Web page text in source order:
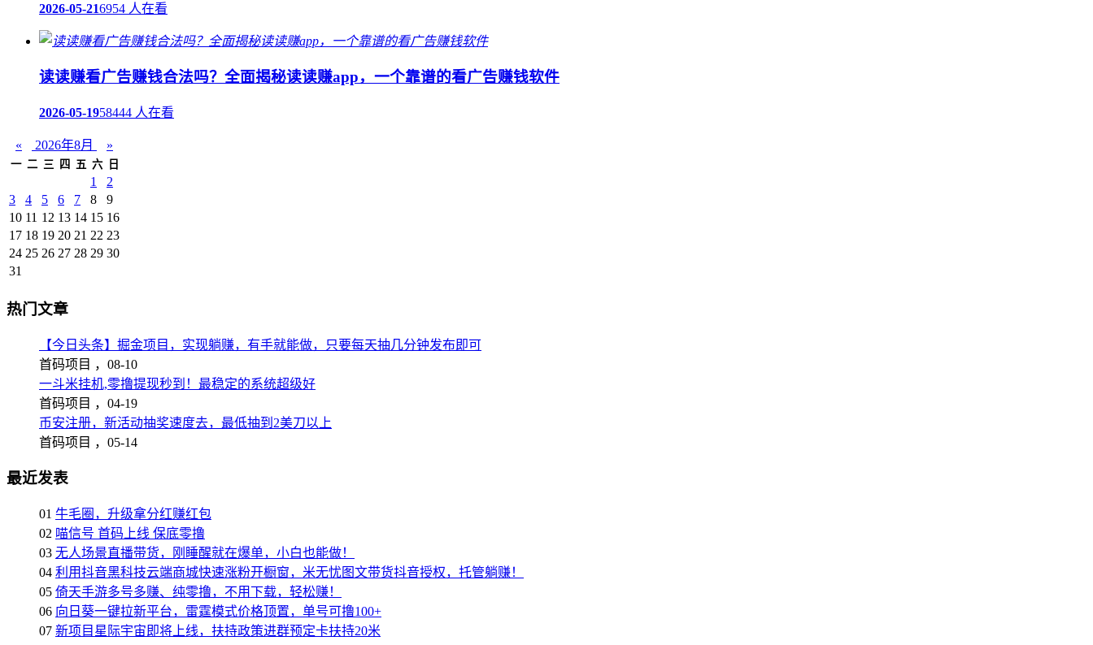
2026-05-216954 人在看
读读赚看广告赚钱合法吗？全面揭秘读读赚app，一个靠谱的看广告赚钱软件
2026-05-1958444 人在看
« 2026年8月 »
一 二 三 四 五 六 日
1
2
3
4 5 6 7 8
9
10 11 12 13 14 15 16
17 18 19 20 21 22 23
24 25 26 27 28 29 30
31
热门文章
【今日头条】掘金项目，实现躺赚，有手就能做，只要每天抽几分钟发布即可
首码项目 ， 08-10
一斗米挂机,零撸提现秒到！最稳定的系统超级好
首码项目 ， 04-19
币安注册，新活动抽奖速度去，最低抽到2美刀以上
首码项目 ， 05-14
最近发表
01 牛毛圈，升级拿分红赚红包
02 喵信号 首码上线 保底零撸
03 无人场景直播带货，刚睡醒就在爆单，小白也能做！
04 利用抖音黑科技云端商城快速涨粉开橱窗，米无忧图文带货抖音授权，托管躺赚！
05 倚天手游多号多赚、纯零撸，不用下载，轻松赚！
06 向日葵一键拉新平台，雷霆模式价格顶置，单号可撸100+
07 新项目星际宇宙即将上线，扶持政策进群预定卡扶持20米